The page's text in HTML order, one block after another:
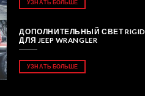
УЗНАТЬ БОЛЬШЕ
ДОПОЛНИТЕЛЬНЫЙ СВЕТ RIGID
ДЛЯ JEEP WRANGLER
УЗНАТЬ БОЛЬШЕ